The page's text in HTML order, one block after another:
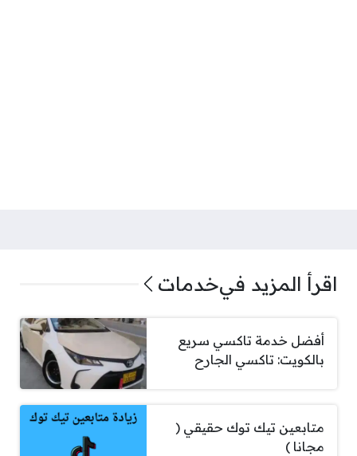
اقرأ المزيد فيخدمات
أفضل خدمة تاكسي سريع
بالكويت: تاكسي الجارح
متابعين تيك توك حقيقي (
مجانا )